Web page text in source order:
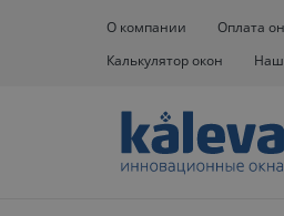
О компании Оплата
Калькулятор окон